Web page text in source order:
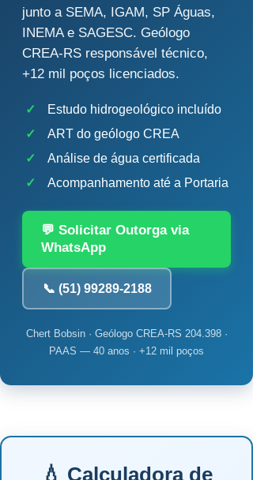
junto a SEMA, IGAM, SP Águas,
INEMA e SAGESC. Geólogo
CREA-RS responsável técnico,
+12 mil poços licenciados.
✓
Estudo hidrogeológico incluído
✓
ART do geólogo CREA
✓
Análise de água certificada
✓
Acompanhamento até a Portaria
💬 Solicitar Outorga via
WhatsApp
📞 (51) 99289-2188
Chert Bobsin · Geólogo CREA-RS 204.398 ·
PAAS — 40 anos · +12 mil poços
💧 Calculadora de